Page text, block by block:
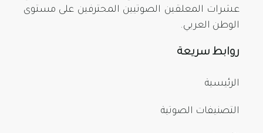
عشرات المعلقين الصوتيين المحترفين على مستوى
الوطن العربي.
روابط سريعة
الرئيسية
التصنيفات الصوتية